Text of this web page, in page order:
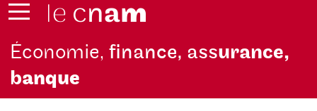
Économie,finance, assurance,
banque